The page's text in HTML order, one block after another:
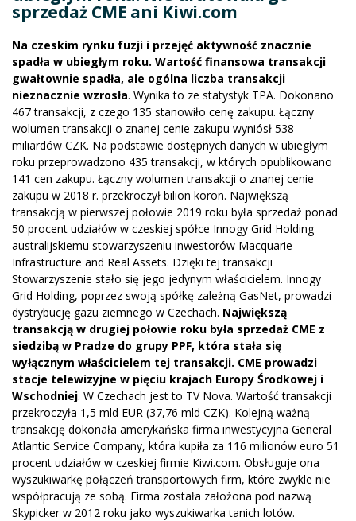
sprzedaż CME ani Kiwi.com
Na czeskim rynku fuzji i przejęć aktywność znacznie
spadła w ubiegłym roku. Wartość finansowa transakcji
gwałtownie spadła, ale ogólna liczba transakcji
nieznacznie wzrosła. Wynika to ze statystyk TPA. Dokonano
467 transakcji, z czego 135 stanowiło cenę zakupu. Łączny
wolumen transakcji o znanej cenie zakupu wyniósł 538
miliardów CZK. Na podstawie dostępnych danych w ubiegłym
roku przeprowadzono 435 transakcji, w których opublikowano
141 cen zakupu. Łączny wolumen transakcji o znanej cenie
zakupu w 2018 r. przekroczył bilion koron. Największą
transakcją w pierwszej połowie 2019 roku była sprzedaż ponad
50 procent udziałów w czeskiej spółce Innogy Grid Holding
australijskiemu stowarzyszeniu inwestorów Macquarie
Infrastructure and Real Assets. Dzięki tej transakcji
Stowarzyszenie stało się jego jedynym właścicielem. Innogy
Grid Holding, poprzez swoją spółkę zależną GasNet, prowadzi
dystrybucję gazu ziemnego w Czechach. Największą
transakcją w drugiej połowie roku była sprzedaż CME z
siedzibą w Pradze do grupy PPF, która stała się
wyłącznym właścicielem tej transakcji. CME prowadzi
stacje telewizyjne w pięciu krajach Europy Środkowej i
Wschodniej. W Czechach jest to TV Nova. Wartość transakcji
przekroczyła 1,5 mld EUR (37,76 mld CZK). Kolejną ważną
transakcję dokonała amerykańska firma inwestycyjna General
Atlantic Service Company, która kupiła za 116 milionów euro 51
procent udziałów w czeskiej firmie Kiwi.com. Obsługuje ona
wyszukiwarkę połączeń transportowych firm, które zwykle nie
współpracują ze sobą. Firma została założona pod nazwą
Skypicker w 2012 roku jako wyszukiwarka tanich lotów.